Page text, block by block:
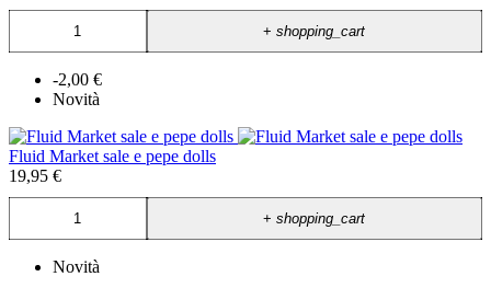
+shopping_cart
-2,00 €
Novità
Fluid Market sale e pepe dolls
19,95 €
+shopping_cart
Novità